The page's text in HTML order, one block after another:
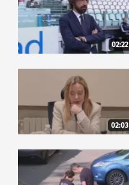
02:22
02:03